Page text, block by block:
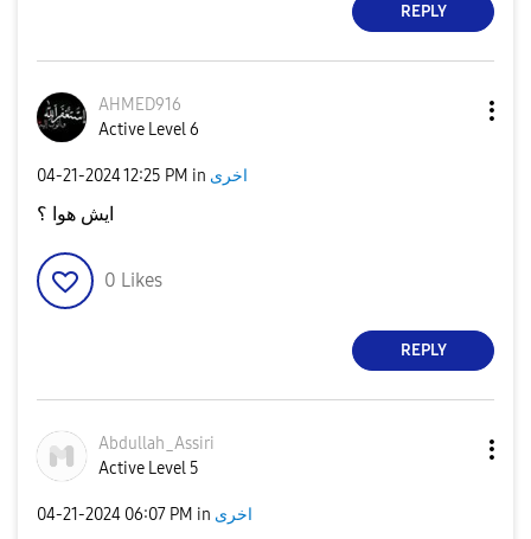
REPLY
AHMED916
Active Level 6
‎04-21-202412:25 PM in اخرى
ايش هوا ؟
0 Likes
REPLY
Abdullah_Assiri
Active Level 5
‎04-21-2024 06:07 PM in اخرى